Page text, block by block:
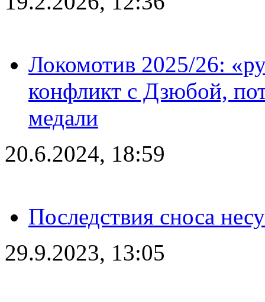
Локомотив 2025/26:
конфликт с Дзюбой,
медали
20.6.2024, 18:59
Последствия сноса
29.9.2023, 13:05